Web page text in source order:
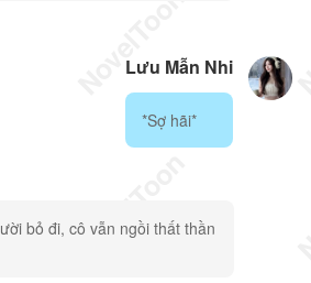
Lưu Mẫn Nhi
*Sợ hãi*
bỏ đi, cô vẫn ngồi thất thần